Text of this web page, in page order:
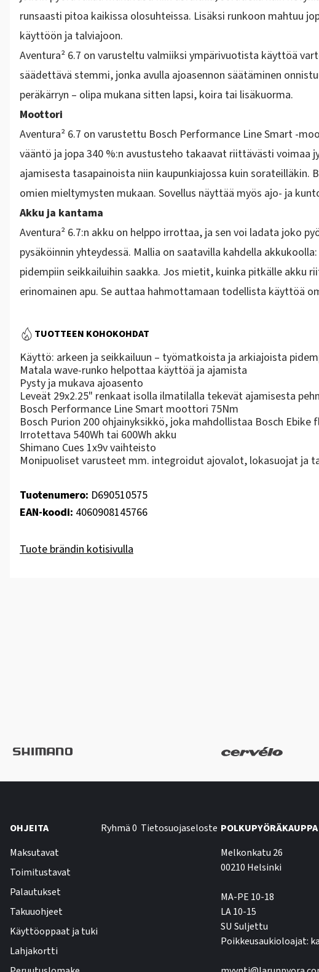
runsaasti pitoa kaikissa olosuhteissa. Lisäksi runkoon mahtuu
käyttöön ja talviajoon.
Aventura² 6.7 on varusteltu valmiiksi ympärivuotista käyttöä
säädettävä stemmi, jonka avulla ajoasennon säätäminen
peräkärryn – olipa mukana sitten lapsi, koira tai lisäkuorma.
Moottori
Aventura² 6.7 on varustettu Bosch Performance Line Smart -
vääntö ja jopa 340 %:n avustusteho takaavat riittävästi voimaa
ajamisesta tasapainoista niin kaupunkiajossa kuin sorateilläkin.
omien mieltymysten mukaan. Sovellus näyttää myös ajo- ja
Akku ja kantama
Aventura² 6.7:n akku on helppo irrottaa, ja sen voi ladata joko
pysäköinnin yhteydessä. Mallia on saatavilla kahdella akkukoolla:
pidempiin seikkailuihin saakka. Jos mietit, kuinka pitkälle
erinomainen apu. Se auttaa hahmottamaan todellista käyttöä
TUOTTEEN KOHOKOHDAT
Käyttö: arkeen ja seikkailuun – työmatkoista ja arkiajoista
Matala wave-runko helpottaa käyttöä ja ajamista
Pysty ja mukava ajoasento
Leveät 29x2.25" renkaat isolla ilmatilalla tekevät ajamisesta
Bosch Performance Line Smart moottori 75Nm
Bosch Purion 200 ohjainyksikkö, joka mahdollistaa Bosch Ebike
Irrotettava 540Wh tai 600Wh akku
Shimano Cues 1x9v vaihteisto
Monipuoliset varusteet mm. integroidut ajovalot, lokasuojat ja
Tuotenumero: D690510575
EAN-koodi: 4060908145766
Tuote brändin kotisivulla
OHJEITA
Maksutavat
Toimitustavat
Palautukset
Takuuohjeet
Käyttöoppaat ja tuki
Lahjakortti
Ryhmä 0 Tietosuojaseloste POLKUPYÖRÄKAUPPA
Melkonkatu 26
00210 Helsinki
MA-PE 10-18
LA 10-15
SU Suljettu
Poikkeusaukioloajat: